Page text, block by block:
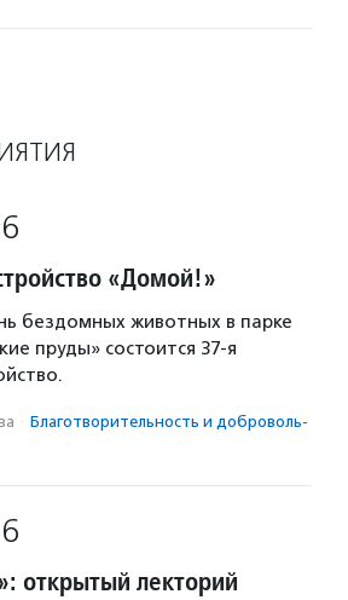
«Домой!»
бездомных животных в парке
пруды» состоится 37-я
· Благотвори­тель­ность и доброволь­
открытый лекторий